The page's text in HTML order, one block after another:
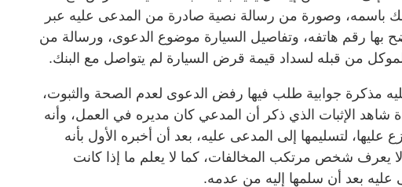
باسمه، وصورة من رسالة نصية صادرة من المدعى عليه عبر
رقم هاتفه، وتفاصيل السيارة موضوع الدعوى، ورسالة من
من قبله لسداد قيمة قرض السيارة لم يتواصل مع البنك.
مذكرة جوابية طلب فيها رفض الدعوى لعدم الصحة والثبوت،
شاهد الإثبات الذي ذكر أن المدعي كان مديره في العمل، وأنه
عليها، لتسليمها إلى المدعى عليه، بعد أن أخبره الأول بأنه
لا يعرف شخص مرتكب المخالفات، كما لا يعلم ما إذا كانت
عليه بعد أن سلمها إليه من عدمه.